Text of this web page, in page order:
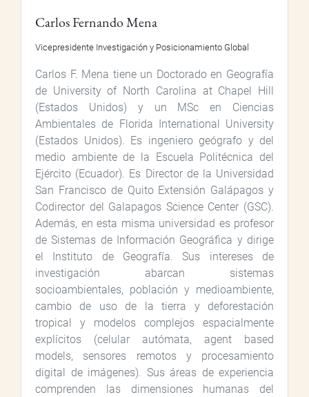
Carlos Fernando Mena
Vicepresidente Investigación y Posicionamiento Global
Carlos F. Mena tiene un Doctorado en Geografía
de University of North Carolina at Chapel Hill
(Estados Unidos) y un MSc en Ciencias
Ambientales de Florida International University
(Estados Unidos). Es ingeniero geógrafo y del
medio ambiente de la Escuela Politécnica del
Ejército (Ecuador). Es Director de la Universidad
San Francisco de Quito Extensión Galápagos y
Codirector del Galapagos Science Center (GSC).
Además, en esta misma universidad es profesor
de Sistemas de Información Geográfica y dirige
el Instituto de Geografía. Sus intereses de
investigación abarcan sistemas
socioambientales, población y medioambiente,
cambio de uso de la tierra y deforestación
tropical y modelos complejos espacialmente
explícitos (celular autómata, agent based
models, sensores remotos y procesamiento
digital de imágenes). Sus áreas de experiencia
comprenden las dimensiones humanas del